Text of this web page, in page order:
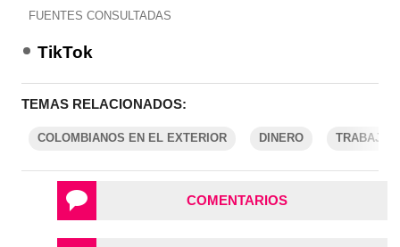
FUENTES CONSULTADAS
TikTok
TEMAS RELACIONADOS:
COLOMBIANOS EN EL EXTERIOR DINERO
COMENTARIOS